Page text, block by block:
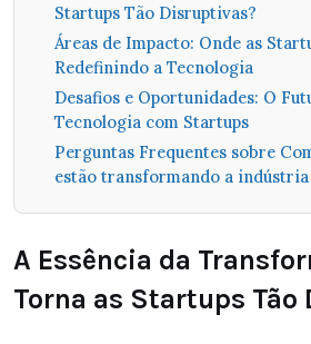
Startups Tão Disruptivas?
Áreas de Impacto: Onde as
Redefinindo a Tecnologia
Desafios e Oportunidades: O
Tecnologia com Startups
Perguntas Frequentes sobre
estão transformando a
A Essência da
Torna as Startups Tão